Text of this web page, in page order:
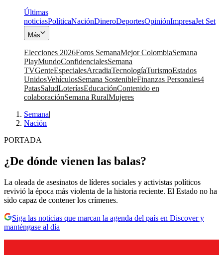
Últimas
noticiasPolíticaNaciónDineroDeportesOpiniónImpresaJet Set
Más
Elecciones 2026Foros SemanaMejor ColombiaSemana
PlayMundoConfidencialesSemana
TVGenteEspecialesArcadiaTecnologíaTurismoEstados
UnidosVehículosSemana SostenibleFinanzas Personales4
PatasSaludLoteríasEducaciónContenido en
colaboraciónSemana RuralMujeres
Semana|
Nación
PORTADA
¿De dónde vienen las balas?
La oleada de asesinatos de líderes sociales y activistas políticos
revivió la época más violenta de la historia reciente. El Estado no ha
sido capaz de contener los crímenes.
Siga las noticias que marcan la agenda del país en Discover y
manténgase al día